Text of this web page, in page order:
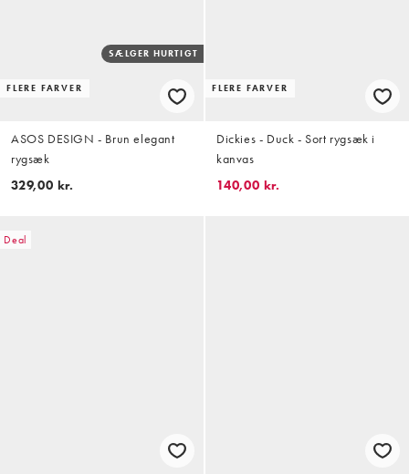
FLERE FARVER
SÆLGER HURTIGT
ASOS DESIGN - Brun elegant
rygsæk
329,00 kr.
FLERE FARVER
Dickies - Duck - Sort rygsæk i
kanvas
140,00 kr.
Deal